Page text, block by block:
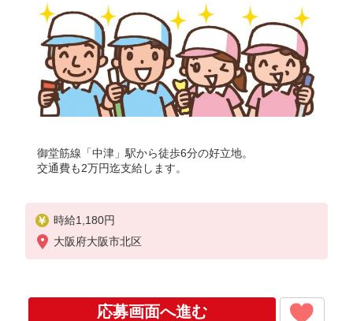
御堂筋線「中津」駅から徒歩6分の好立地。
交通費も2万円迄支給します。
時給1,180円
大阪府大阪市北区
応募画面へ進む